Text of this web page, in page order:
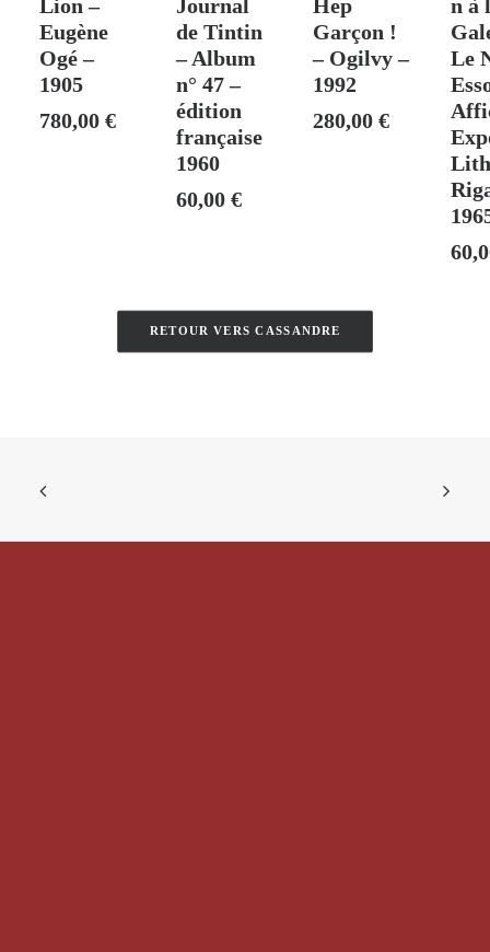
Lion –
Eugène
Ogé –
1905
780,00 €
Journal
de Tintin
– Album
n° 47 –
édition
française
1960
60,00€
Hep
Garçon !
– Ogilvy –
1992
280,00€
n à
Le
RETOUR VERS CASSANDRE